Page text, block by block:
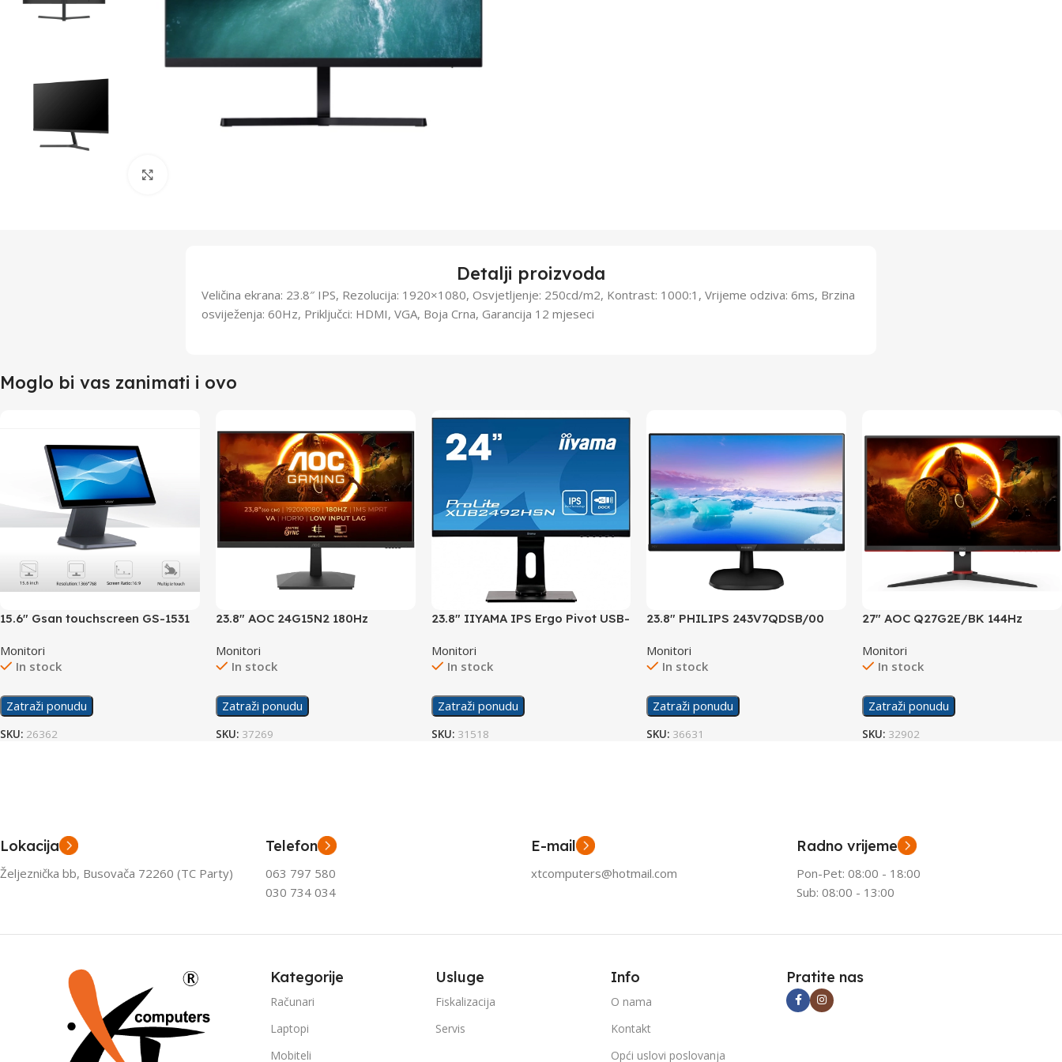
Detalji proizvoda
Veličina ekrana: 23.8″ IPS, Rezolucija: 1920×1080, Osvjetljenje: 250cd/m2, Kontrast: 1000:1, Vrijeme odziva: 6ms, Brzina
osviježenja: 60Hz, Priključci: HDMI, VGA, Boja Crna, Garancija 12 mjeseci
Moglo bi vas zanimati i ovo
15.6″ Gsan touchscreen GS-1531
Monitori
In stock
Zatraži ponudu
SKU: 26362
23.8″ AOC 24G15N2 180Hz
Monitori
In stock
Zatraži ponudu
SKU: 37269
23.8″ IIYAMA IPS Ergo Pivot USB-
Monitori
In stock
Zatraži ponudu
SKU: 31518
23.8″ PHILIPS 243V7QDSB/00
Monitori
In stock
Zatraži ponudu
SKU: 36631
27″ AOC Q27G2E/BK 144Hz
Monitori
In stock
Zatraži ponudu
SKU: 32902
Lokacija
Željeznička bb, Busovača 72260 (TC Party)
Telefon
063 797 580
030 734 034
E-mail
xtcomputers@hotmail.com
Radno vrijeme
Pon-Pet: 08:00 - 18:00
Sub: 08:00 - 13:00
Kategorije
Računari
Laptopi
Mobiteli
Usluge
Fiskalizacija
Servis
Info
O nama
Kontakt
Opći uslovi poslovanja
Pratite nas